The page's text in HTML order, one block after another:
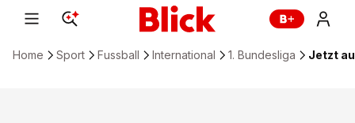
Home Sport Fussball International 1. Bundesliga Jetzt